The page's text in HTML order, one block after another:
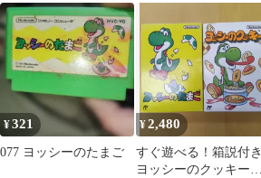
コンソフト カセット 説
明書
¥321
077 ヨッシーのたまご
¥2,480
すぐ遊べる！箱説付き
ヨッシーのクッキー＆